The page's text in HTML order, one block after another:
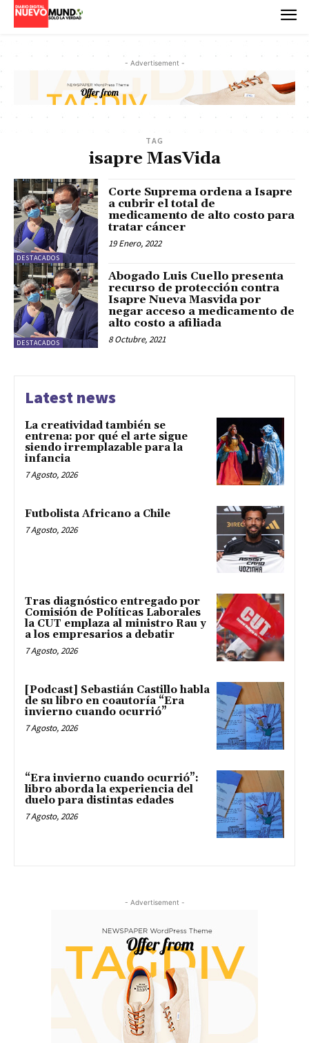
- Advertisement -
TAG
isapre MasVida
DESTACADOS
Corte Suprema ordena a Isapre
a cubrir el total de
medicamento de alto costo para
tratar cáncer
19 Enero, 2022
DESTACADOS
Abogado Luis Cuello presenta
recurso de protección contra
Isapre Nueva Masvida por
negar acceso a medicamento de
alto costo a afiliada
8 Octubre, 2021
Latest news
La creatividad también se
entrena: por qué el arte sigue
siendo irremplazable para la
infancia
7 Agosto, 2026
Futbolista Africano a Chile
7 Agosto, 2026
Tras diagnóstico entregado por
Comisión de Políticas Laborales
la CUT emplaza al ministro Rau y
a los empresarios a debatir
7 Agosto, 2026
[Podcast] Sebastián Castillo habla
de su libro en coautoría “Era
invierno cuando ocurrió”
7 Agosto, 2026
“Era invierno cuando ocurrió”:
libro aborda la experiencia del
duelo para distintas edades
7 Agosto, 2026
- Advertisement -